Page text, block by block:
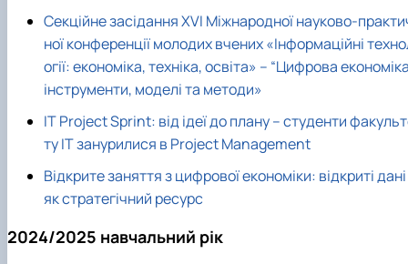
Секційне засідання ХVІ Міжнародної науково-
ної конференції молодих вчених «Інформаційні
огії: економіка, техніка, освіта» – “Цифрова
інструменти, моделі та методи»
IT Project Sprint: від ідеї до плану – студенти
ту ІТ занурилися в Project Management
Відкрите заняття з цифрової економіки: відкриті дані
як стратегічний ресурс
2024/2025 навчальний рік